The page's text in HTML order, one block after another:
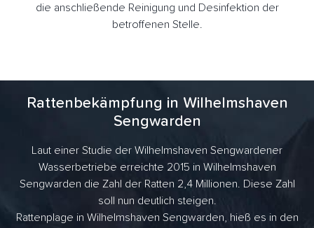
die anschließende Reinigung und Desinfektion der
betroffenen Stelle.
Rattenbekämpfung in Wilhelmshaven
Sengwarden
Laut einer Studie der Wilhelmshaven Sengwardener
Wasserbetriebe erreichte 2015 in Wilhelmshaven
Sengwarden die Zahl der Ratten 2,4 Millionen. Diese Zahl
soll nun deutlich steigen.
Rattenplage in Wilhelmshaven Sengwarden, hieß es in den